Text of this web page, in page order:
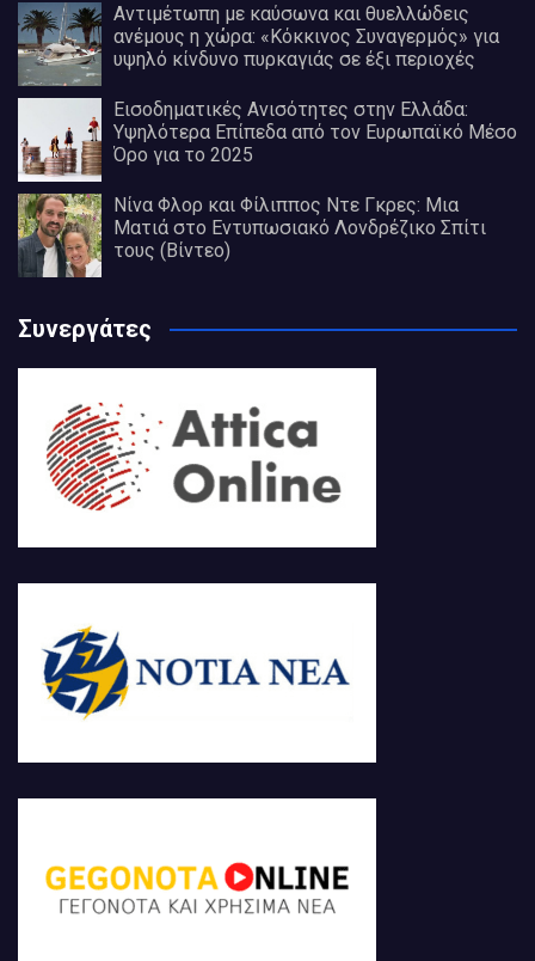
Αντιμέτωπη με καύσωνα και θυελλώδεις
ανέμους η χώρα: «Κόκκινος Συναγερμός» για
υψηλό κίνδυνο πυρκαγιάς σε έξι περιοχές
Εισοδηματικές Ανισότητες στην Ελλάδα:
Υψηλότερα Επίπεδα από τον Ευρωπαϊκό Μέσο
Όρο για το 2025
Νίνα Φλορ και Φίλιππος Ντε Γκρες: Μια
Ματιά στο Εντυπωσιακό Λονδρέζικο Σπίτι
τους (Βίντεο)
Συνεργάτες